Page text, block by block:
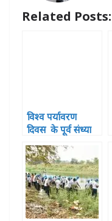
k
Related Posts:
विश्व पर्यावरण
दिवस के पूर्व संध्या
पर प्रकृति के संरक्षण
का लिया संकल्प, बांटे
पौधे